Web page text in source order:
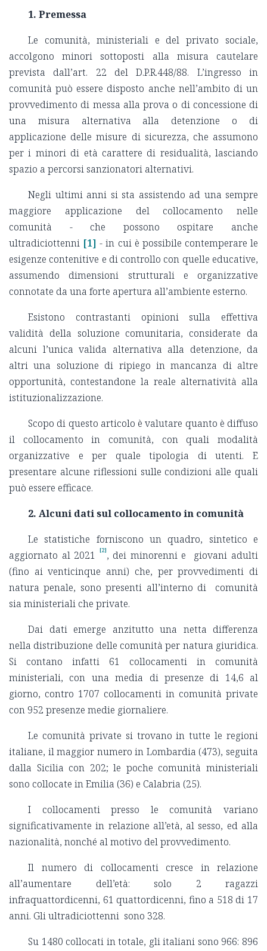
1. Premessa
Le comunità, ministeriali e del privato sociale,
accolgono minori sottoposti alla misura cautelare
prevista dall’art. 22 del D.P.R.448/88. L’ingresso in
comunità può essere disposto anche nell’ambito di un
provvedimento di messa alla prova o di concessione di
una misura alternativa alla detenzione o di
applicazione delle misure di sicurezza, che assumono
per i minori di età carattere di residualità, lasciando
spazio a percorsi sanzionatori alternativi.
Negli ultimi anni si sta assistendo ad una sempre
maggiore applicazione del collocamento nelle
comunità - che possono ospitare anche
ultradiciottenni [1] - in cui è possibile contemperare le
esigenze contenitive e di controllo con quelle educative,
assumendo dimensioni strutturali e organizzative
connotate da una forte apertura all’ambiente esterno.
Esistono contrastanti opinioni sulla effettiva
validità della soluzione comunitaria, considerate da
alcuni l’unica valida alternativa alla detenzione, da
altri una soluzione di ripiego in mancanza di altre
opportunità, contestandone la reale alternatività alla
istituzionalizzazione.
Scopo di questo articolo è valutare quanto è diffuso
il collocamento in comunità, con quali modalità
organizzative e per quale tipologia di utenti. E
presentare alcune riflessioni sulle condizioni alle quali
può essere efficace.
2. Alcuni dati sul collocamento in comunità
Le statistiche forniscono un quadro, sintetico e
aggiornato al 2021
[2], dei minorenni e giovani adulti
(fino ai venticinque anni) che, per provvedimenti di
natura penale, sono presenti all’interno di comunità
sia ministeriali che private.
Dai dati emerge anzitutto una netta differenza
nella distribuzione delle comunità per natura giuridica.
Si contano infatti 61 collocamenti in comunità
ministeriali, con una media di presenze di 14,6 al
giorno, contro 1707 collocamenti in comunità private
con 952 presenze medie giornaliere.
Le comunità private si trovano in tutte le regioni
italiane, il maggior numero in Lombardia (473), seguita
dalla Sicilia con 202; le poche comunità ministeriali
sono collocate in Emilia (36) e Calabria (25).
I collocamenti presso le comunità variano
significativamente in relazione all’età, al sesso, ed alla
nazionalità, nonché al motivo del provvedimento.
Il numero di collocamenti cresce in relazione
all’aumentare dell’età: solo 2 ragazzi
infraquattordicenni, 61 quattordicenni, fino a 518 di 17
anni. Gli ultradiciottenni sono 328.
Su 1480 collocati in totale, gli italiani sono 966: 896